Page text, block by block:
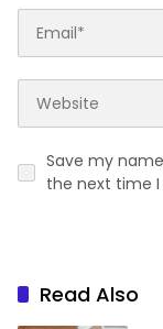
Save my
the next time
Read Also